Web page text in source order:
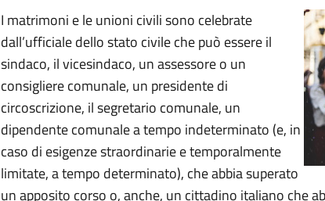
I matrimoni e le unioni civili sono celebrate
dall’ufficiale dello stato civile che può essere il
sindaco, il vicesindaco, un assessore o un
consigliere comunale, un presidente di
circoscrizione, il segretario comunale, un
dipendente comunale a tempo indeterminato (e, in
caso di esigenze straordinarie e temporalmente
limitate, a tempo determinato), che abbia superato
un apposito corso o, anche, un cittadino italiano che